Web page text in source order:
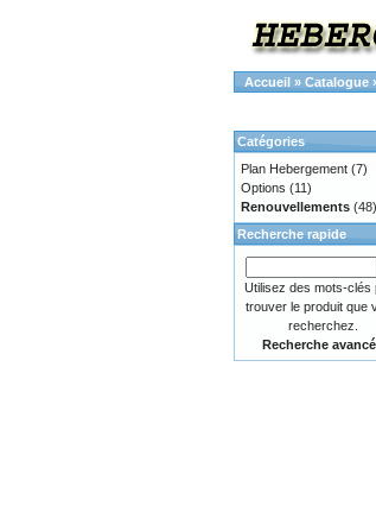
Accueil » Catalogue
Catégories
Plan Hebergement (7)
Options (11)
Renouvellements (48)
Recherche rapide
Utilisez des mots-clés
trouver le produit que
recherchez.
Recherche